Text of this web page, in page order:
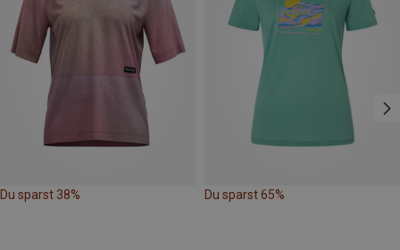
Du sparst 38% Du sparst 65%